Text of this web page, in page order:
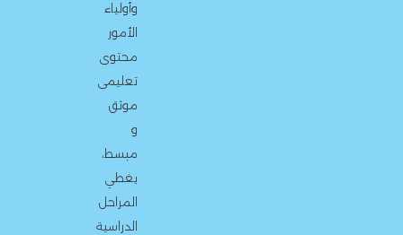
وأولياء
الأمور
محتوى
تعليمى
موثق
مبسط،
يغطي
المراحل
الدراسية